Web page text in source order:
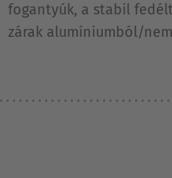
fogantyúk, a stabil
zárak alumíniumból/